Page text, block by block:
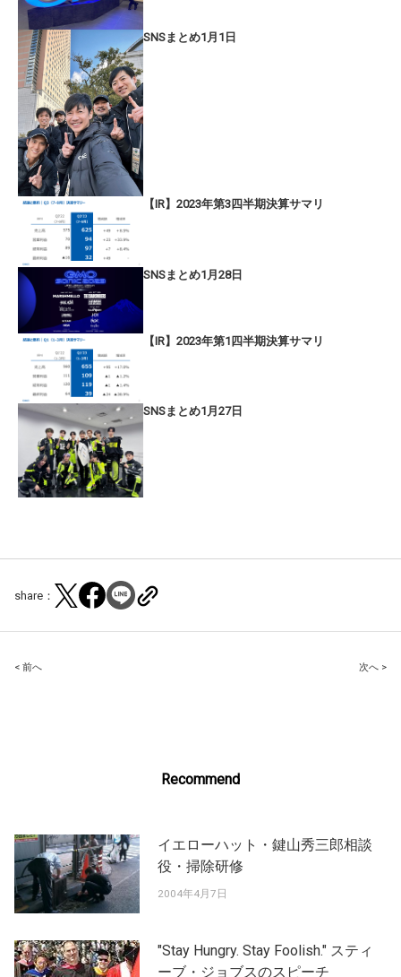
SNSまとめ1月1日
【IR】2023年第3四半期決算サマリ
SNSまとめ1月28日
【IR】2023年第1四半期決算サマリ
SNSまとめ1月27日
share：
Post
< 前へ 次へ >
Recommend
イエローハット・鍵山秀三郎相談
役・掃除研修
2004年4月7日
"Stay Hungry. Stay Foolish." スティ
ーブ・ジョブスのスピーチ